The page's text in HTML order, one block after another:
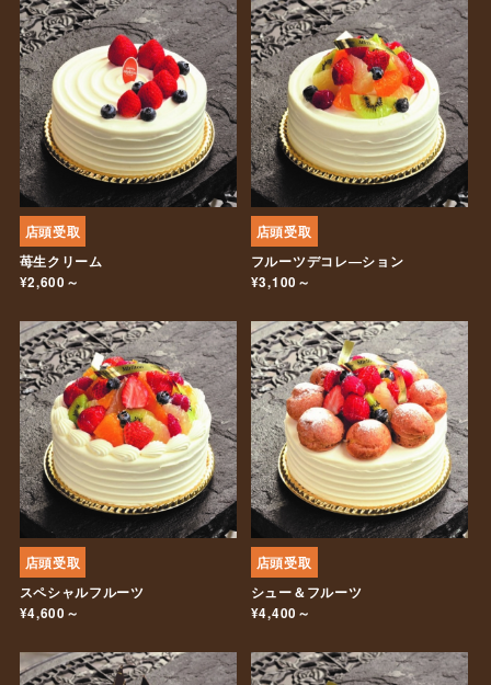
店頭受取
苺生クリーム
¥2,600～
店頭受取
フルーツデコレ―ション
¥3,100～
店頭受取
スペシャルフルーツ
¥4,600～
店頭受取
シュー＆フルーツ
¥4,400～